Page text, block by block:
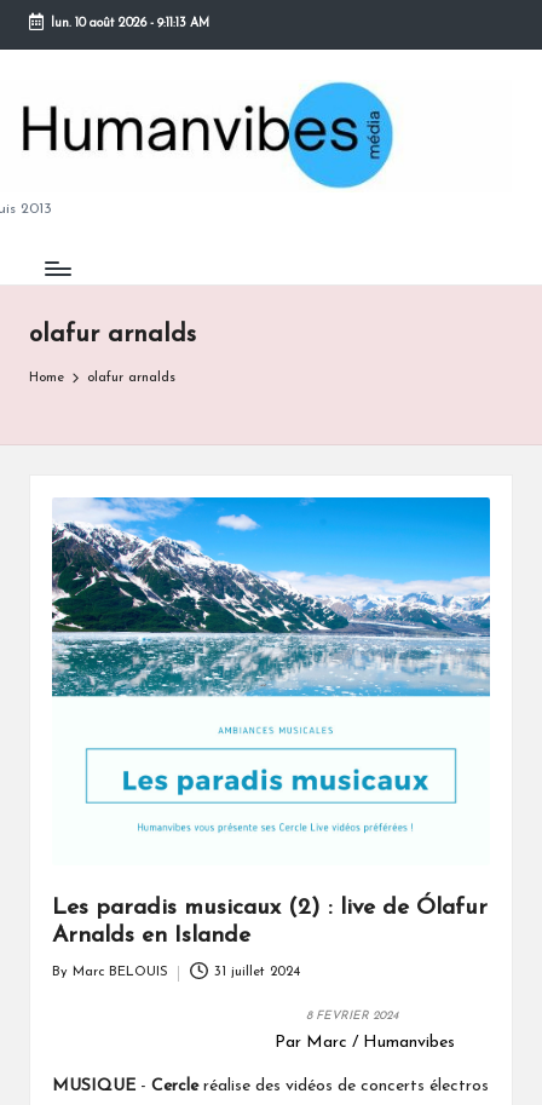
Skip
content
lun. 10 août 2026- 9:11:14 AM
2013
olafur arnalds
Home olafur arnalds
Les paradis musicaux (2) : live de Ólafur
Arnalds en Islande
By Marc BELOUIS 31 juillet 2024
8 FEVRIER 2024
Par Marc / Humanvibes
MUSIQUE- Cercleréalise des vidéos de concerts électros